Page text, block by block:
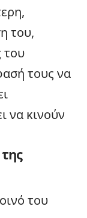
του,
του
τους να
να κινούν
του